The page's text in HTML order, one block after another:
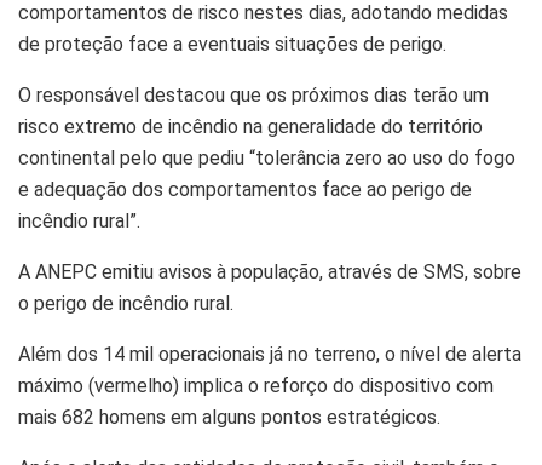
comportamentos de risco nestes dias, adotando medidas
de proteção face a eventuais situações de perigo.
O responsável destacou que os próximos dias terão um
risco extremo de incêndio na generalidade do território
continental pelo que pediu “tolerância zero ao uso do fogo
e adequação dos comportamentos face ao perigo de
incêndio rural”.
A ANEPC emitiu avisos à população, através de SMS, sobre
o perigo de incêndio rural.
Além dos 14 mil operacionais já no terreno, o nível de alerta
máximo (vermelho) implica o reforço do dispositivo com
mais 682 homens em alguns pontos estratégicos.